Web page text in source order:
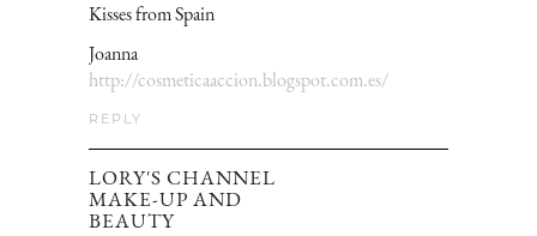
Kisses from Spain
Joanna
http://cosmeticaaccion.blogspot.com.es/
REPLY
LORY'S CHANNEL
MAKE-UP AND
BEAUTY